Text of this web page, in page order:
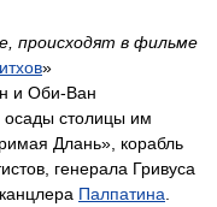
происходят в фильме
»
и Оби-Ван
столицы им
Длань», корабль
генерала Гривуса
Палпатина